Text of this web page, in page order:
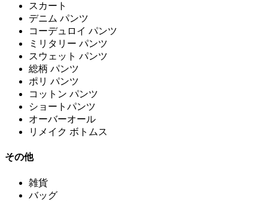
スカート
デニム パンツ
コーデュロイ パンツ
ミリタリー パンツ
スウェット パンツ
総柄 パンツ
ポリ パンツ
コットン パンツ
ショートパンツ
オーバーオール
リメイク ボトムス
その他
雑貨
バッグ